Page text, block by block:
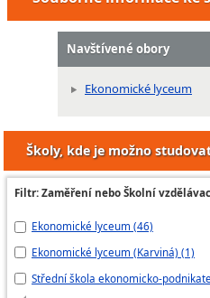
Navštívené obory
Ekonomické lyceum
Školy, kde je možno
Filtr: Zaměření nebo Školní
Ekonomické lyceum (46)
Ekonomické lyceum (Karviná) (1)
Střední škola ekonomicko-